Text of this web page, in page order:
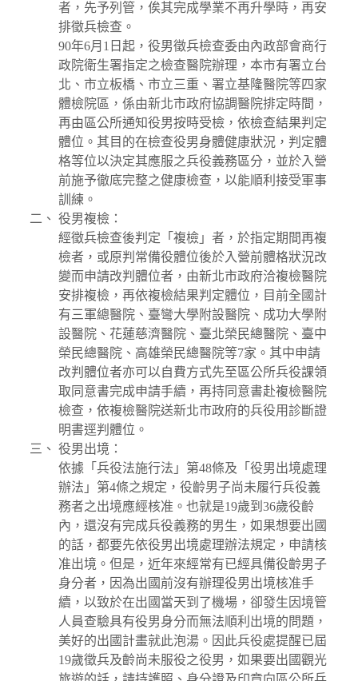
者，先予列管，俟其完成學業不再升學時，再安
排徵兵檢查。
90年6月1日起，役男徵兵檢查委由內政部會商行
政院衛生署指定之檢查醫院辦理，本市有署立台
北、市立板橋、市立三重、署立基隆醫院等四家
體檢院區，係由新北市政府協調醫院排定時間，
再由區公所通知役男按時受檢，依檢查結果判定
體位。其目的在檢查役男身體健康狀況，判定體
格等位以決定其應服之兵役義務區分，並於入營
前施予徹底完整之健康檢查，以能順利接受軍事
訓練。
役男複檢：
經徵兵檢查後判定「複檢」者，於指定期間再複
檢者，或原判常備役體位後於入營前體格狀況改
變而申請改判體位者，由新北市政府洽複檢醫院
安排複檢，再依複檢結果判定體位，目前全國計
有三軍總醫院、臺彎大學附設醫院、成功大學附
設醫院、花蓮慈濟醫院、臺北榮民總醫院、臺中
榮民總醫院、高雄榮民總醫院等7家。其中申請
改判體位者亦可以自費方式先至區公所兵役課領
取同意書完成申請手續，再持同意書赴複檢醫院
檢查，依複檢醫院送新北市政府的兵役用診斷證
明書逕判體位。
役男出境：
依據「兵役法施行法」第48條及「役男出境處理
辦法」第4條之規定，役齡男子尚未履行兵役義
務者之出境應經核准。也就是19歲到36歲役齡
內，還沒有完成兵役義務的男生，如果想要出國
的話，都要先依役男出境處理辦法規定，申請核
准出境。但是，近年來經常有已經具備役齡男子
身分者，因為出國前沒有辦理役男出境核准手
續，以致於在出國當天到了機場，卻發生因境管
人員查驗具有役男身分而無法順利出境的問題，
美好的出國計畫就此泡湯。因此兵役處提醒已屆
19歲徵兵及齡尚未服役之役男，如果要出國觀光